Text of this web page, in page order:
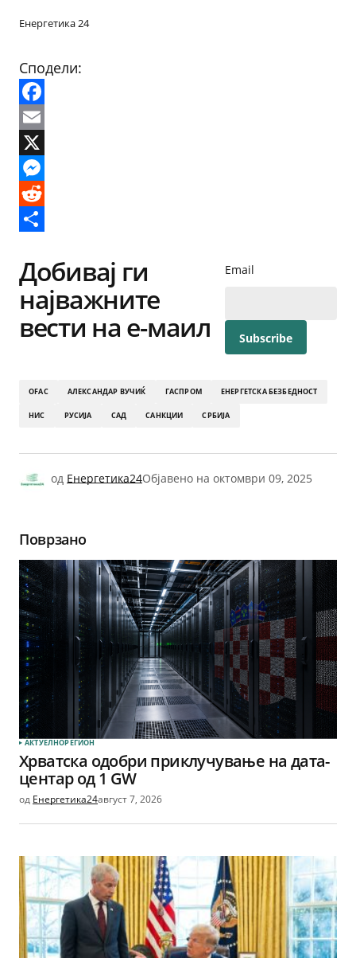
Енергетика 24
Сподели:
Facebook
Email
X
Messenger
Reddit
Добивај ги
најважните
вести на е-маил
Email
OFAC АЛЕКСАНДАР ВУЧИЌ ГАСПРОМ ЕНЕРГЕТСКА БЕЗБЕДНОСТ
НИС РУСИЈА САД САНКЦИИ СРБИЈА
од Енергетика24Објавено на октомври 09, 2025
Поврзано
АКТУЕЛНОРЕГИОН
Хрватска одобри приклучување на дата-
центар од 1 GW
од Енергетика24август 7, 2026